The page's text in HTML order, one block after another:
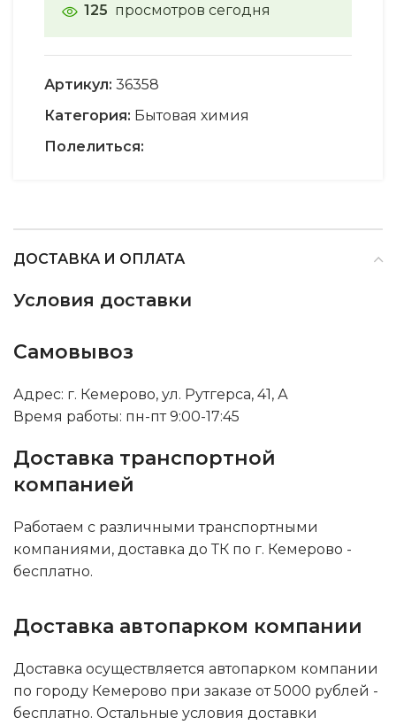
125 просмотров сегодня
Артикул: 36358
Категория: Бытовая химия
Полелиться:
ДОСТАВКА И ОПЛАТА
Условия доставки
Самовывоз
Адрес: г. Кемерово, ул. Рутгерса, 41, А
Время работы: пн-пт 9:00-17:45
Доставка транспортной
компанией
Работаем с различными транспортными
компаниями, доставка до ТК по г. Кемерово -
бесплатно.
Доставка автопарком компании
Доставка осуществляется автопарком компании
по городу Кемерово при заказе от 5000 рублей -
бесплатно. Остальные условия доставки